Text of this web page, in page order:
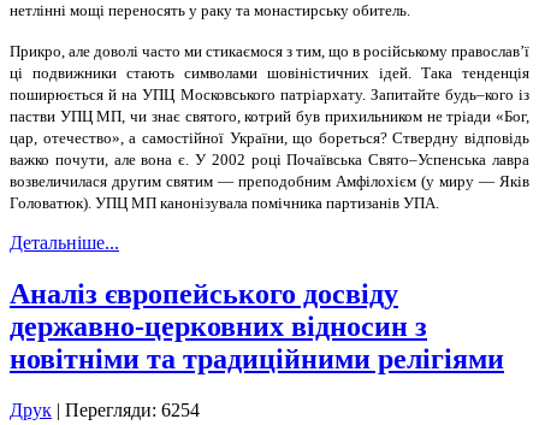
нетлінні мощі переносять у раку та монастирську обитель.
Прикро, але доволі часто ми стикаємося з тим, що в російському православ’ї
ці подвижники стають символами шовіністичних ідей. Така тенденція
поширюється й на УПЦ Московського патріархату. Запитайте будь–кого із
пастви УПЦ МП, чи знає святого, котрий був прихильником не тріади «Бог,
цар, отечество», а самостійної України, що бореться? Ствердну відповідь
важко почути, але вона є. У 2002 році Почаївська Свято–Успенська лавра
возвеличилася другим святим — преподобним Амфілохієм (у миру — Яків
Головатюк). УПЦ МП канонізувала помічника партизанів УПА.
Детальніше...
Аналіз європейського досвіду
державно-церковних відносин з
новітніми та традиційними релігіями
Друк | Перегляди: 6254